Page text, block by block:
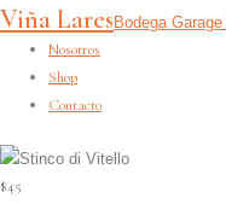
Viña Lares Bodega Garage
Nosotros
Shop
Contacto
$45